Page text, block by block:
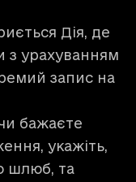
Дія, де
з урахуванням
запис на
бажаєте
укажіть,
шлюб, та